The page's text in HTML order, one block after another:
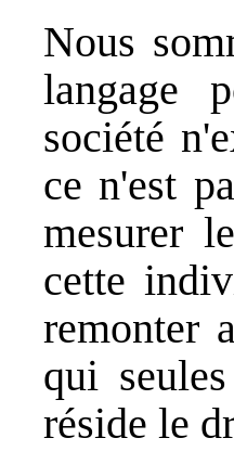
Nous
langage
société
ce n'est
mesurer
cette
remonter
qui
réside le